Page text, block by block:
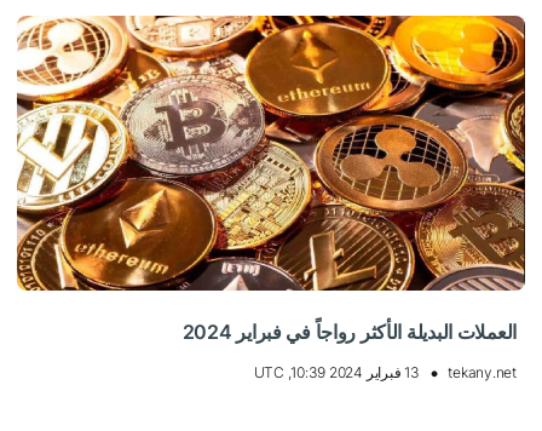
العملات البديلة الأكثر رواجاً في فبراير 2024
tekany.net 13 فبراير 2024 10:39, UTC